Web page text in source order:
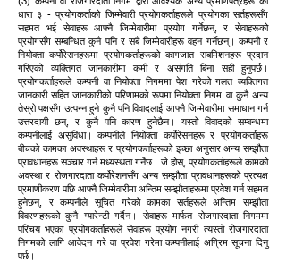
धारा ३ - प्रयोगकर्ताको जिम्मेवारी प्रयोगकर्ताहरूले प्रयोगका सर्तहरूसँग
सहमत भई सेवाहरू आफ्नै जिम्मेवारीमा प्रयोग गर्नेछन्, र सेवाहरूको
प्रयोगसँग सम्बन्धित कुनै पनि र सबै जिम्मेवारीहरू वहन गर्नेछन्। कम्पनी र
नियोक्ता कर्पोरेसनहरूमा प्रयोगकर्ताहरूको कागजात सबमिशनहरू प्रदान
गरिएको व्यक्तिगत जानकारीमा कमी र असंगति बिना सही हुनुपर्छ।
प्रयोगकर्ताहरूले कम्पनी वा नियोक्ता निगममा पेश गरेको गलत व्यक्तिगत
जानकारी सहित जानकारीको परिणामको रूपमा नियोक्ता निगम वा कुनै अन्य
तेस्रो पक्षसँग उत्पन्न हुने कुनै पनि विवादलाई आफ्नै जिम्मेवारीमा समाधान गर्न
उत्तरदायी छन्, र कुनै पनि कारण हुनेछैन। यस्तो विवादको सम्बन्धमा
कम्पनीलाई असुविधा। कम्पनीले नियोक्ता कर्पोरेसनहरू र प्रयोगकर्ताहरू
बीचको कामका अवस्थाहरू र प्रयोगकर्ताहरूको इच्छा अनुसार अन्य सम्झौता
प्रावधानहरू सञ्चार गर्न मध्यस्थता गर्नेछ। जे होस्, प्रयोगकर्ताहरूले कामको
अवस्था र रोजगारदाता कर्पोरेशनसँग अन्य सम्झौता प्रावधानहरूको प्रत्यक्ष
प्रमाणीकरण पछि आफ्नै जिम्मेवारीमा अन्तिम सम्झौताहरूमा प्रवेश गर्न सहमत
हुनेछन्, र कम्पनीले सूचित गरेको कामका सर्तहरूले अन्तिम सम्झौता
विवरणहरूको कुनै ग्यारेन्टी गर्दैन। सेवाहरू मार्फत रोजगारदाता निगममा
परिचय भएका प्रयोगकर्ताहरूले सेवाहरू प्रयोग नगरी त्यस्तो रोजगारदाता
निगमको लागि आवेदन गरे वा प्रवेश गरेमा कम्पनीलाई अग्रिम सूचना दिनु
पर्छ।